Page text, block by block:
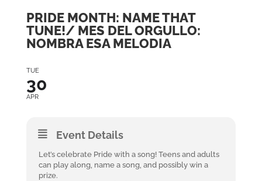
PRIDE MONTH: NAME THAT
TUNE!/ MES DEL ORGULLO:
NOMBRA ESA MELODIA
TUE
30
APR
Event Details
Let’s celebrate Pride with a song! Teens and adults
can play along, name a song, and possibly win a
prize.